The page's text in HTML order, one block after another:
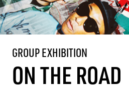
GROUP EXHIBITION
ON THE ROAD